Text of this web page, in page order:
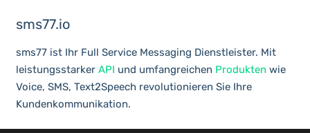
sms77.io
sms77 ist Ihr Full Service Messaging Dienstleister. Mit
leistungsstarker API und umfangreichen Produkten wie
Voice, SMS, Text2Speech revolutionieren Sie Ihre
Kundenkommunikation.